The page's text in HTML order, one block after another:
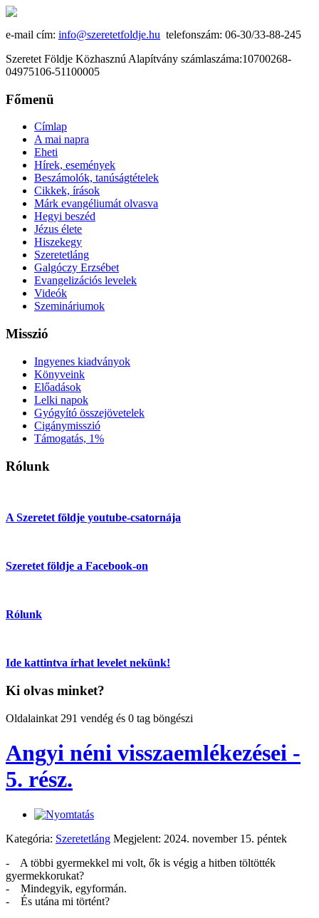
e-mail cím: info@szeretetfoldje.hu telefonszám: 06-30/33-88-245
Szeretet Földje Közhasznú Alapítvány számlaszáma:10700268-
04975106-51100005
Főmenü
Címlap
A mai napra
Eheti
Hírek, események
Beszámolók, tanúságtételek
Cikkek, írások
Márk evangéliumát olvasva
Hegyi beszéd
Jézus élete
Hiszekegy
Szeretetláng
Galgóczy Erzsébet
Evangelizációs levelek
Videók
Szemináriumok
Misszió
Ingyenes kiadványok
Könyveink
Előadások
Lelki napok
Gyógyító összejövetelek
Cigánymisszió
Támogatás, 1%
Rólunk
A Szeretet földje youtube-csatornája
Szeretet földje a Facebook-on
Rólunk
Ide kattintva írhat levelet nekünk!
Ki olvas minket?
Oldalainkat 291 vendég és 0 tag böngészi
Angyi néni visszaemlékezései -
5. rész.
Kategória: Szeretetláng Megjelent: 2024. november 15. péntek
- A többi gyermekkel mi volt, ők is végig a hitben töltötték
gyermekkorukat?
- Mindegyik, egyformán.
- És utána mi történt?